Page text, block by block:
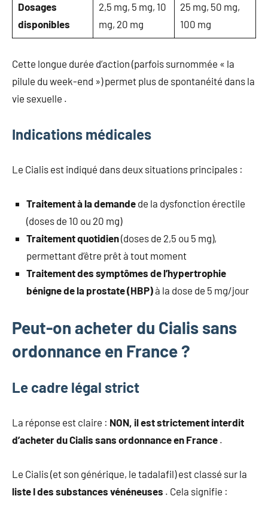
Dosages
disponibles
2,5 mg, 5 mg, 10
mg, 20 mg
25 mg, 50 mg,
100 mg
Cette longue durée d’action (parfois surnommée « la
pilule du week-end ») permet plus de spontanéité dans la
vie sexuelle .
Indications médicales
Le Cialis est indiqué dans deux situations principales :
Traitement à la demande de la dysfonction érectile
(doses de 10 ou 20 mg)
Traitement quotidien(doses de 2,5 ou 5 mg),
permettant d’être prêt à tout moment
Traitement des symptômes de l’hypertrophie
bénigne de la prostate (HBP)à la dose de 5 mg/jour
Peut-on acheter du Cialis sans
ordonnance en France ?
Le cadre légal strict
La réponse est claire : NON, il est strictement interdit
d’acheter du Cialis sans ordonnance en France .
Le Cialis (et son générique, le tadalafil) est classé sur la
liste I des substances vénéneuses . Cela signifie :